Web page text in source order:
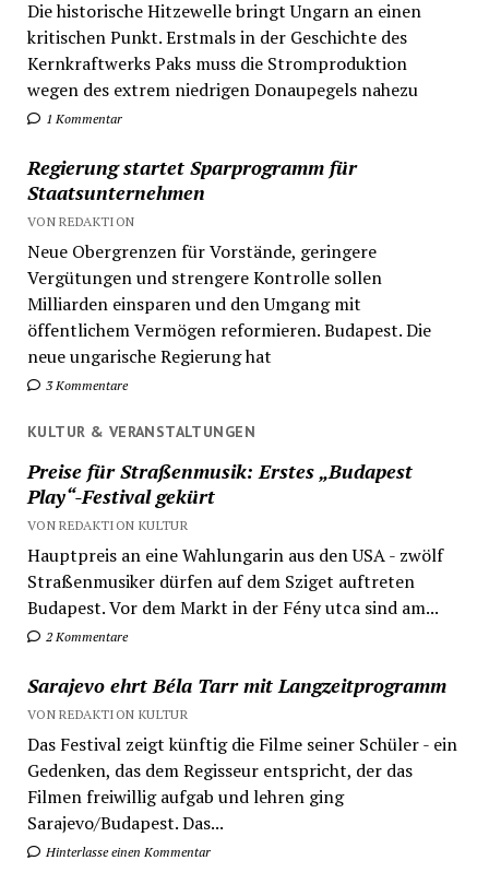
Die historische Hitzewelle bringt Ungarn an einen
kritischen Punkt. Erstmals in der Geschichte des
Kernkraftwerks Paks muss die Stromproduktion
wegen des extrem niedrigen Donaupegels nahezu
1 Kommentar
Regierung startet Sparprogramm für
Staatsunternehmen
VON REDAKTION
Neue Obergrenzen für Vorstände, geringere
Vergütungen und strengere Kontrolle sollen
Milliarden einsparen und den Umgang mit
öffentlichem Vermögen reformieren. Budapest. Die
neue ungarische Regierung hat
3 Kommentare
KULTUR & VERANSTALTUNGEN
Preise für Straßenmusik: Erstes „Budapest
Play“-Festival gekürt
VON REDAKTION KULTUR
Hauptpreis an eine Wahlungarin aus den USA - zwölf
Straßenmusiker dürfen auf dem Sziget auftreten
Budapest. Vor dem Markt in der Fény utca sind am...
2 Kommentare
Sarajevo ehrt Béla Tarr mit Langzeitprogramm
VON REDAKTION KULTUR
Das Festival zeigt künftig die Filme seiner Schüler - ein
Gedenken, das dem Regisseur entspricht, der das
Filmen freiwillig aufgab und lehren ging
Sarajevo/Budapest. Das...
Hinterlasse einen Kommentar